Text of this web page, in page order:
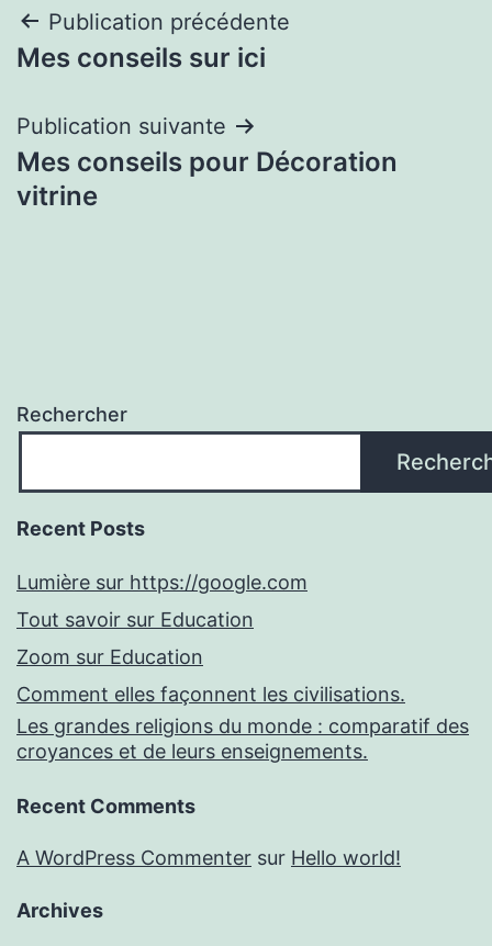
Navigation
de
l’article
Publication précédente
Mes conseils sur ici
Publication suivante
Mes conseils pour Décoration
vitrine
Rechercher
Recent Posts
Lumière sur https://google.com
Tout savoir sur Education
Zoom sur Education
Comment elles façonnent les civilisations.
Les grandes religions du monde : comparatif des
croyances et de leurs enseignements.
Recent Comments
A WordPress Commenter sur Hello world!
Archives